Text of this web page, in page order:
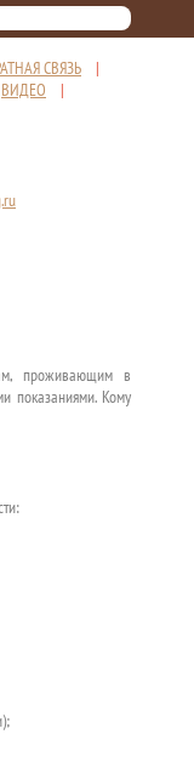
СВЯЗЬ |
ВИДЕО |
проживающим в
показаниями. Кому